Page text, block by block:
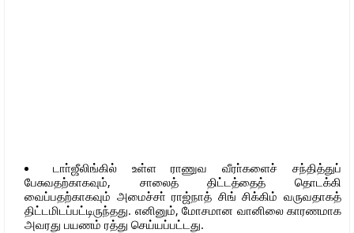
டாா்ஜீலிங்கில் உள்ள ராணுவ வீரா்களைச் சந்தித்துப்
பேசுவதற்காகவும், சாலைத் திட்டத்தைத் தொடக்கி
வைப்பதற்காகவும் அமைச்சா் ராஜ்நாத் சிங் சிக்கிம் வருவதாகத்
திட்டமிடப்பட்டிருந்தது. எனினும், மோசமான வானிலை காரணமாக
அவரது பயணம் ரத்து செய்யப்பட்டது.